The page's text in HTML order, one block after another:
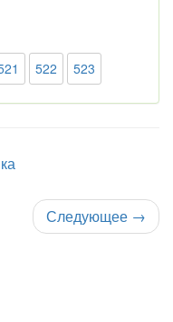
522 523
Следующее →